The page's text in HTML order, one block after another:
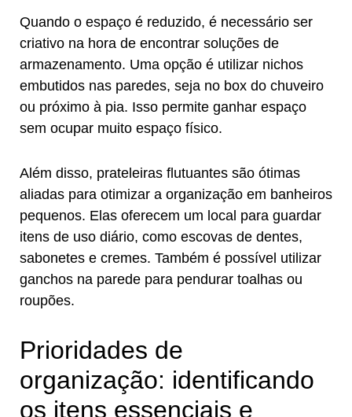
Quando o espaço é reduzido, é necessário ser
criativo na hora de encontrar soluções de
armazenamento. Uma opção é utilizar nichos
embutidos nas paredes, seja no box do chuveiro
ou próximo à pia. Isso permite ganhar espaço
sem ocupar muito espaço físico.
Além disso, prateleiras flutuantes são ótimas
aliadas para otimizar a organização em banheiros
pequenos. Elas oferecem um local para guardar
itens de uso diário, como escovas de dentes,
sabonetes e cremes. Também é possível utilizar
ganchos na parede para pendurar toalhas ou
roupões.
Prioridades de
organização: identificando
os itens essenciais e